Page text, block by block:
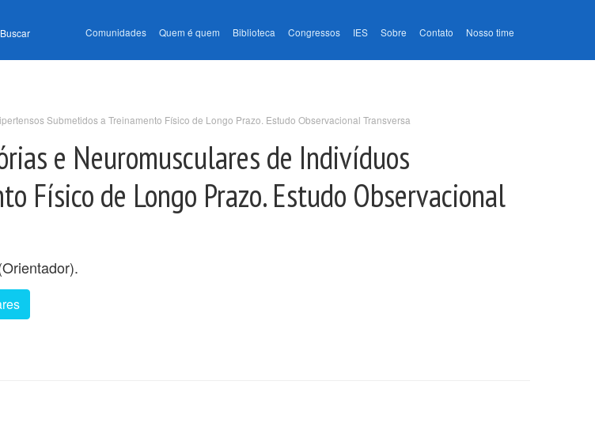
Buscar Comunidades Quem é quem Biblioteca Congressos IES Sobre Contato Nosso time
Submetidos a Treinamento Físico de Longo Prazo. Estudo Observacional Transversa
e Neuromusculares de Indivíduos
Físico de Longo Prazo. Estudo Observacional